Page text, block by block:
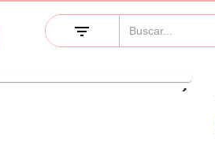
filter_list
keyboard_arrow_right